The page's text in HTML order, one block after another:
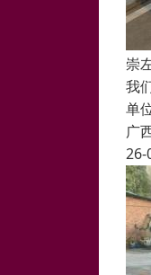
崇
我
单
广
26-